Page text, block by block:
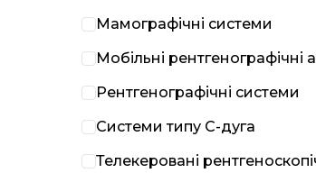
Мамографічні системи
Мобільні рентгенографічні
Рентгенографічні системи
Системи типу С-дуга
Телекеровані